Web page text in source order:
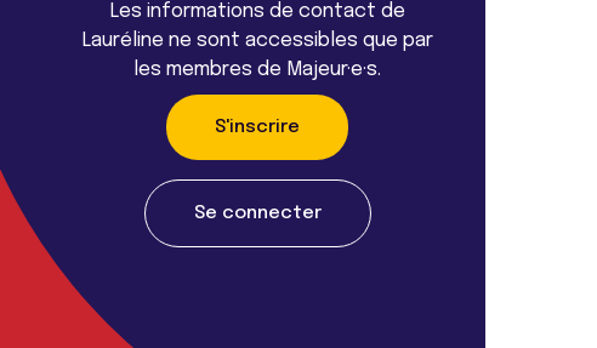
Les informations de contact de
Lauréline ne sont accessibles que par
les membres de Majeur·e·s.
S'inscrire
Se connecter